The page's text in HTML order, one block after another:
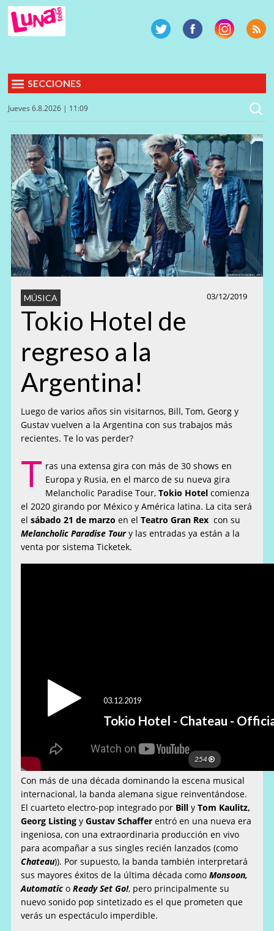
SECCIONES
Jueves 6.8.2026 | 11:09
03/12/2019
MÚSICA
Tokio Hotel de
regreso a la
Argentina!
Luego de varios años sin visitarnos, Bill, Tom, Georg y
Gustav vuelven a la Argentina con sus trabajos más
recientes. Te lo vas perder?
T ras una extensa gira con más de 30 shows en
Europa y Rusia, en el marco de su nueva gira
Melancholic Paradise Tour,Tokio Hotelcomienza
el 2020 girando por México y América latina. La cita será
elsábado 21 de marzo en elTeatro Gran Rex con su
Melancholic Paradise Toury las entradas ya están a la
venta por sistema Ticketek.
Con más de una década dominando la escena musical
internacional, la banda alemana sigue reinventándose.
El cuarteto electro-pop integrado por Billy Tom Kaulitz,
Georg Listingy Gustav Schaffer entró en una nueva era
ingeniosa, con una extraordinaria producción en vivo
para acompañar a sus singles recién lanzados (como
Chateau)). Por supuesto, la banda también interpretará
sus mayores éxitos de la última década comoMonsoon,
Automatico Ready Set Go!, pero principalmente su
nuevo sonido pop sintetizado es el que prometen que
verás un espectáculo imperdible.